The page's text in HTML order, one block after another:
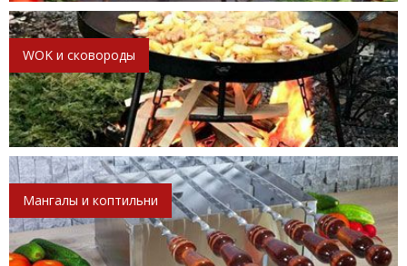
WOK и сковороды
Мангалы и коптильни